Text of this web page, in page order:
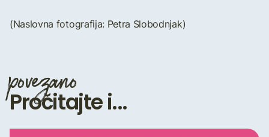
(Naslovna fotografija: Petra Slobodnjak)
povezano
Pročitajte i...